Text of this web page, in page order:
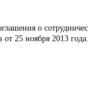
о
25 ноября 2013 года.